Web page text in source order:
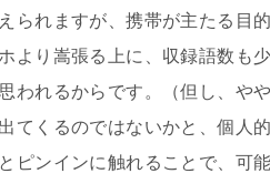
られますが、携帯が主たる目
より嵩張る上に、収録語数も
われるからです。（但し、や
てくるのではないかと、個人
ピンインに触れることで、可